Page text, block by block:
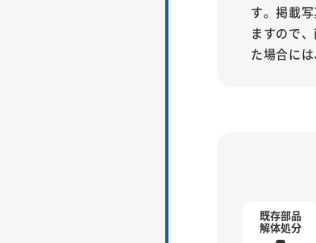
す。掲載
ますので
た場合に
既存部品
解体処分